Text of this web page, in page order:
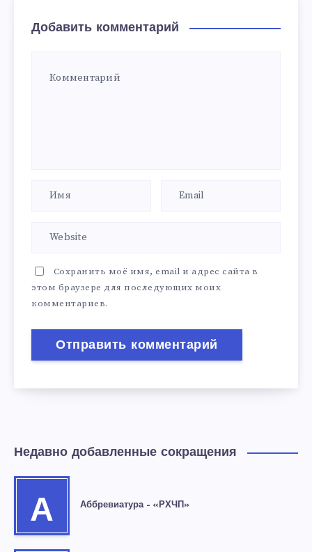
Добавить комментарий
Сохранить моё имя, email и адрес сайта в
этом браузере для последующих моих
комментариев.
Недавно добавленные сокращения
А Аббревиатура – «РХЧП»